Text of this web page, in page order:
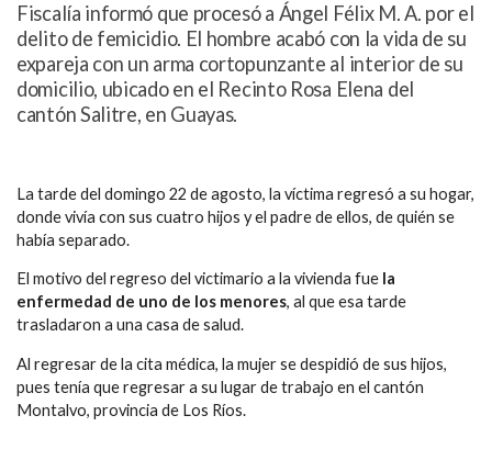
Fiscalía informó que procesó a Ángel Félix M. A. por el
delito de femicidio. El hombre acabó con la vida de su
expareja con un arma cortopunzante al interior de su
domicilio, ubicado en el Recinto Rosa Elena del
cantón Salitre, en Guayas.
La tarde del domingo 22 de agosto, la víctima regresó a su hogar,
donde vivía con sus cuatro hijos y el padre de ellos, de quién se
había separado.
El motivo del regreso del victimario a la vivienda fue la
enfermedad de uno de los menores, al que esa tarde
trasladaron a una casa de salud.
Al regresar de la cita médica, la mujer se despidió de sus hijos,
pues tenía que regresar a su lugar de trabajo en el cantón
Montalvo, provincia de Los Ríos.